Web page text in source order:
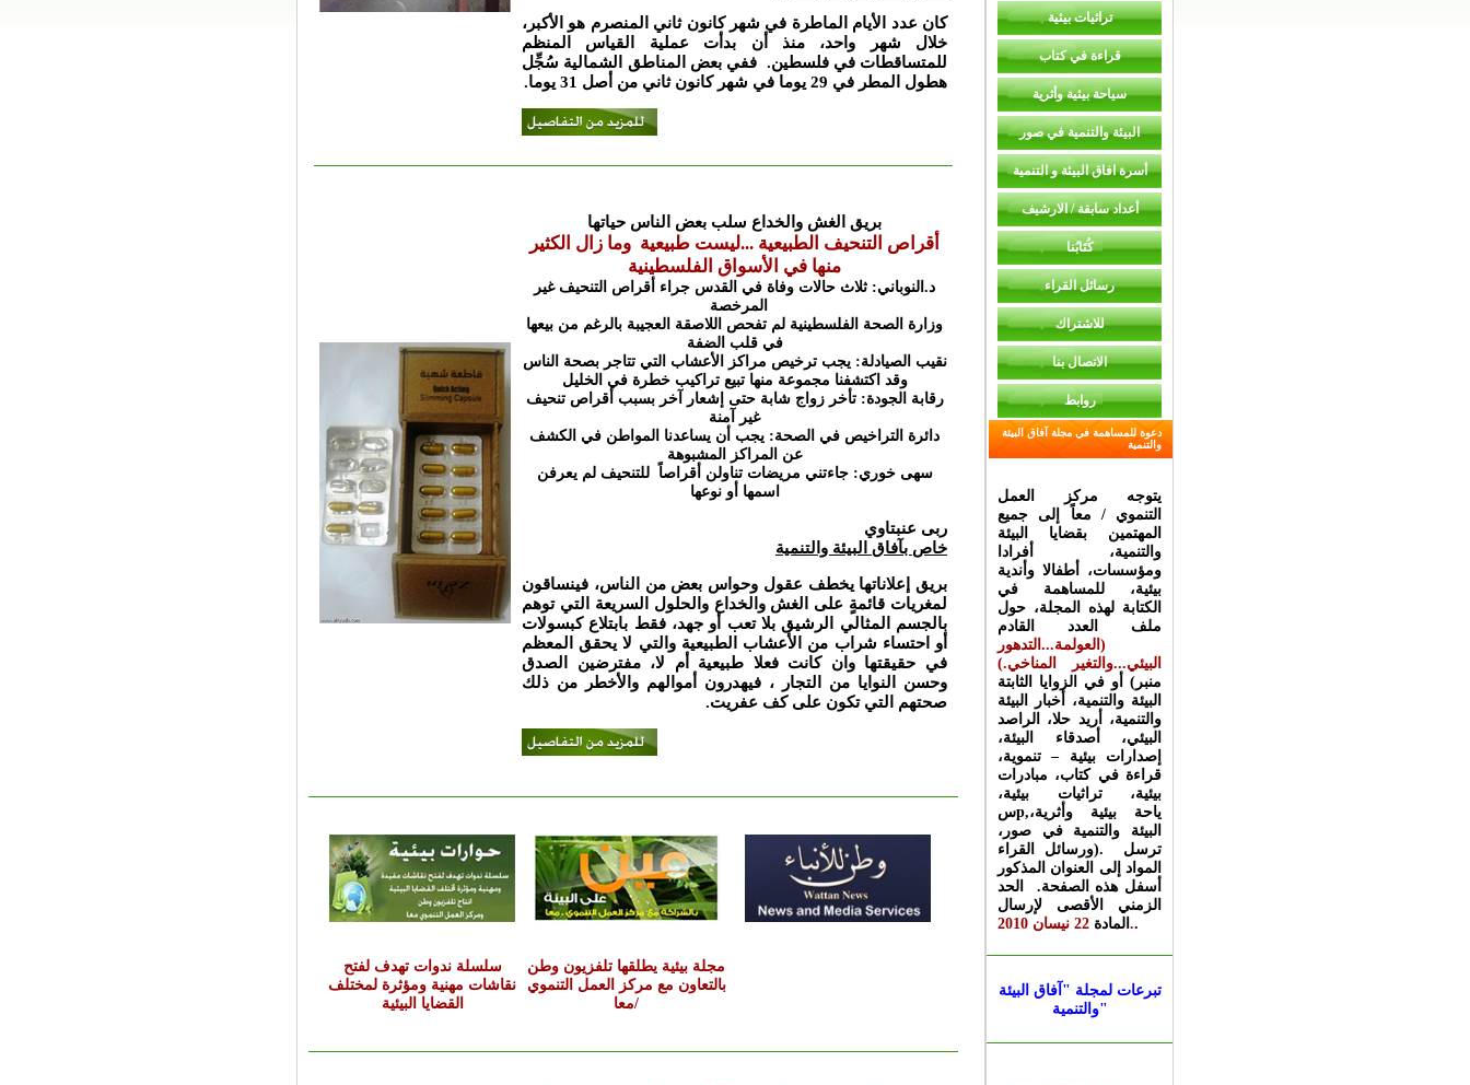
كان عدد الأيام الماطرة في شهر كانون ثاني المنصرم هو الأكبر،
خلال شهر واحد، منذ أن بدأت عملية القياس المنظم
للمتساقطات في فلسطين. ففي بعض المناطق الشمالية سُجِّل
هطول المطر في 29 يوما في شهر كانون ثاني من أصل 31 يوما.
بريق الغش والخداع سلب بعض الناس حياتها
أقراص التنحيف الطبيعية ...ليست طبيعية وما زال الكثير
منها في الأسواق الفلسطينية
د.النوباني: ثلاث حالات وفاة في القدس جراء أقراص التنحيف غير
المرخصة
وزارة الصحة الفلسطينية لم تفحص اللاصقة العجيبة بالرغم من بيعها
في قلب الضفة
نقيب الصيادلة: يجب ترخيص مراكز الأعشاب التي تتاجر بصحة الناس
وقد اكتشفنا مجموعة منها تبيع تراكيب خطرة في الخليل
رقابة الجودة: تأخر زواج شابة حتى إشعار آخر بسبب أقراص تنحيف
غير آمنة
دائرة التراخيص في الصحة: يجب أن يساعدنا المواطن في الكشف
عن المراكز المشبوهة
سهى خوري: جاءتني مريضات تناولن أقراصاً للتنحيف لم يعرفن
اسمها أو نوعها
ربى عنبتاوي
خاص بآفاق البيئة والتنمية
بريق إعلاناتها يخطف عقول وحواس بعض من الناس، فينساقون
لمغريات قائمةٍ على الغش والخداع والحلول السريعة التي توهم
بالجسم المثالي الرشيق بلا تعب أو جهد، فقط بابتلاع كبسولات
أو احتساء شراب من الأعشاب الطبيعية والتي لا يحقق المعظم
في حقيقتها وان كانت فعلا طبيعية أم لا، مفترضين الصدق
وحسن النوايا من التجار ، فيهدرون أموالهم والأخطر من ذلك
صحتهم التي تكون على كف عفريت.
سلسلة ندوات تهدف لفتح
نقاشات مهنية ومؤثرة لمختلف
القضايا البيئية
مجلة بيئية يطلقها تلفزيون وطن
بالتعاون مع مركز العمل التنموي
/معا
تراثيات بيئية
قراءة في كتاب
سياحة بيئية وأثرية
البيئة والتنمية في صور
أسرة افاق البيئة و التنمية
أعداد سابقة / الارشيف
كُتَابُنا
رسائل القراء
للاشتراك
الاتصال بنا
روابط
دعوة للمساهمة في مجلة آفاق البيئة
والتنمية
يتوجه مركز العمل
التنموي / معاً إلى جميع
المهتمين بقضايا البيئة
والتنمية، أفرادا
ومؤسسات، أطفالا وأندية
بيئية، للمساهمة في
الكتابة لهذه المجلة، حول
ملف العدد القادم
( العولمة...التدهور
البيئي...والتغير المناخي.)
أو في الزوايا الثابتة (منبر
البيئة والتنمية، أخبار البيئة
والتنمية، أريد حلا، الراصد
البيئي، أصدقاء البيئة،
إصدارات بيئية – تنموية،
قراءة في كتاب، مبادرات
بيئية، تراثيات بيئية،
سp,ياحة بيئية وأثرية،
البيئة والتنمية في صور،
ورسائل القراء). ترسل
المواد إلى العنوان المذكور
أسفل هذه الصفحة. الحد
الزمني الأقصى لإرسال
المادة 22 نيسان 2010..
تبرعات لمجلة "آفاق البيئة
والتنمية"